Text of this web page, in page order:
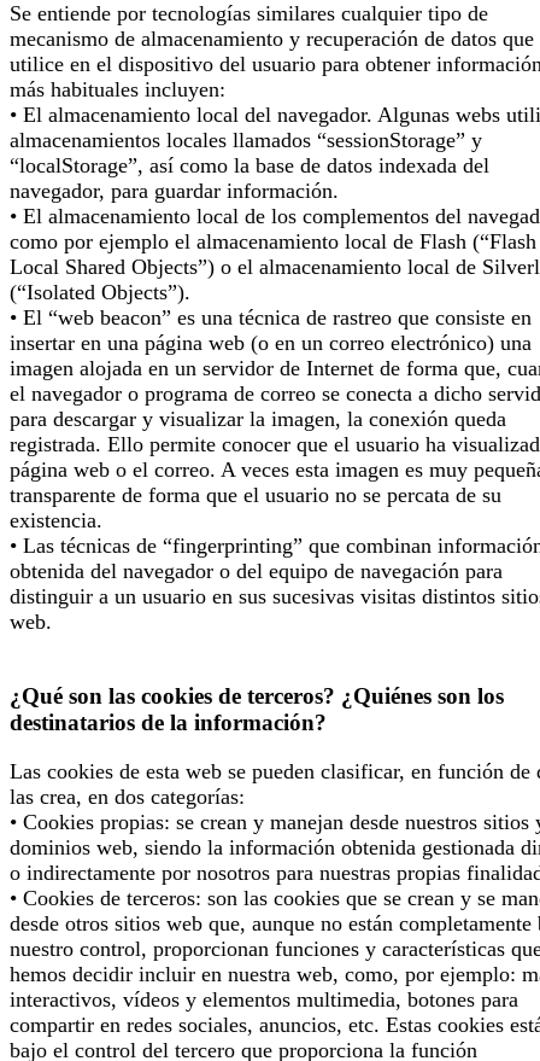
Se entiende por tecnologías similares cualquier tipo de
mecanismo de almacenamiento y recuperación de datos que
utilice en el dispositivo del usuario para obtener
más habituales incluyen:
• El almacenamiento local del navegador. Algunas webs
almacenamientos locales llamados “sessionStorage” y
“localStorage”, así como la base de datos indexada del
navegador, para guardar información.
• El almacenamiento local de los complementos del
como por ejemplo el almacenamiento local de Flash (“Flash
Local Shared Objects”) o el almacenamiento local de
(“Isolated Objects”).
• El “web beacon” es una técnica de rastreo que consiste en
insertar en una página web (o en un correo electrónico) una
imagen alojada en un servidor de Internet de forma que,
el navegador o programa de correo se conecta a dicho
para descargar y visualizar la imagen, la conexión queda
registrada. Ello permite conocer que el usuario ha
página web o el correo. A veces esta imagen es muy
transparente de forma que el usuario no se percata de su
existencia.
• Las técnicas de “fingerprinting” que combinan
obtenida del navegador o del equipo de navegación para
distinguir a un usuario en sus sucesivas visitas distintos
web.
¿Qué son las cookies de terceros? ¿Quiénes son los
destinatarios de la información?
Las cookies de esta web se pueden clasificar, en función de
las crea, en dos categorías:
• Cookies propias: se crean y manejan desde nuestros sitios
dominios web, siendo la información obtenida gestionada
o indirectamente por nosotros para nuestras propias
• Cookies de terceros: son las cookies que se crean y se
desde otros sitios web que, aunque no están completamente
nuestro control, proporcionan funciones y características
hemos decidir incluir en nuestra web, como, por ejemplo:
interactivos, vídeos y elementos multimedia, botones para
compartir en redes sociales, anuncios, etc. Estas cookies
bajo el control del tercero que proporciona la función